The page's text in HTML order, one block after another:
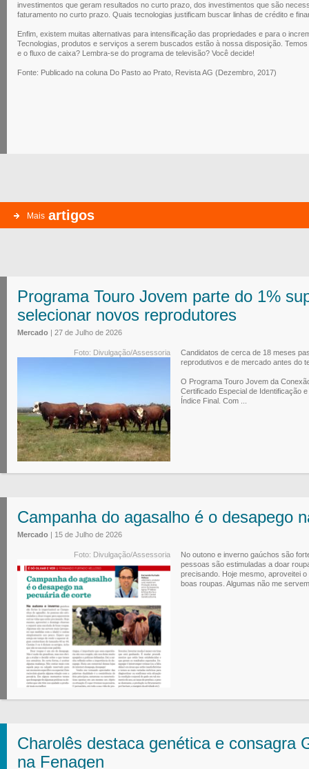
investimentos que geram resultados no curto prazo, dos investimentos que são
faturamento no curto prazo. Quais tecnologias justificam buscar linhas de crédito e
Enfim, existem muitas alternativas para intensificação das propriedades e para o
Tecnologias, produtos e serviços a serem buscados estão à nossa disposição.
e o fluxo de caixa? Lembra-se do programa de televisão? Você decide!
Fonte: Publicado na coluna Do Pasto ao Prato, Revista AG (Dezembro, 2017)
Mais artigos
Programa Touro Jovem parte do 1%
selecionar novos reprodutores
Mercado | 27 de Julho de 2026
Foto: Divulgação/Assessoria
Candidatos de cerca de 18 meses
reprodutivos e de mercado antes do
O Programa Touro Jovem da
Certificado Especial de Identificação
Índice Final. Com ...
Campanha do agasalho é o desapego
Mercado | 15 de Julho de 2026
Foto: Divulgação/Assessoria
No outono e inverno gaúchos são
pessoas são estimuladas a doar
precisando. Hoje mesmo, aproveitei
boas roupas. Algumas não me
Charolês destaca genética e consagra
na Fenagen